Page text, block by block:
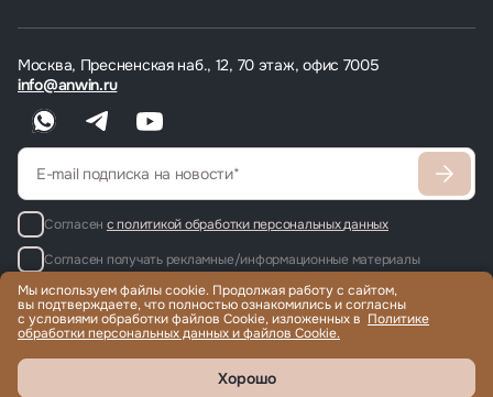
Москва, Пресненская наб., 12, 70 этаж, офис 7005
info@anwin.ru
Согласен с политикой обработки персональных данных
Согласен получать рекламные/информационные материалы
Продажа и аренда элитной недвижимости по всему миру, помощь
© 2022-2026 Международная компания Anwin
Мы используем файлы cookie. Продолжая работу с сайтом,
вы подтверждаете, что полностью ознакомились и согласны
с условиями обработки файлов Cookie, изложенных в Политике
обработки персональных данных и файлов Cookie.
Хорошо